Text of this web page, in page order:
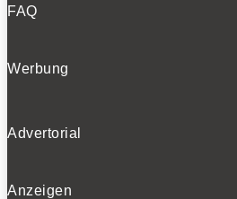
FAQ
Werbung
Advertorial
Anzeigen